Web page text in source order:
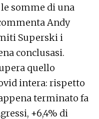
somme di una
Andy
Superski i
conclusasi.
quello
intera: rispetto
terminato fa
+6,4% di